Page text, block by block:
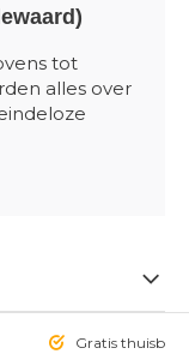
tot
alles over
Gratis